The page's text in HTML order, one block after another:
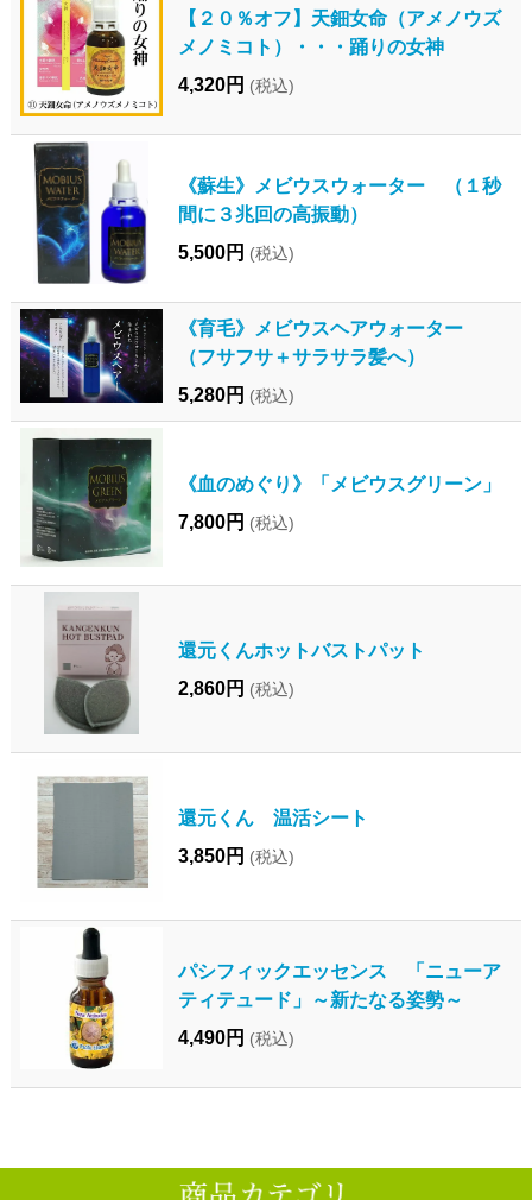
【２０％オフ】天鈿女命（アメノウズ
メノミコト）・・・踊りの女神
4,320円 (税込)
《蘇生》メビウスウォーター （１秒
間に３兆回の高振動）
5,500円 (税込)
《育毛》メビウスヘアウォーター
（フサフサ＋サラサラ髪へ）
5,280円 (税込)
《血のめぐり》「メビウスグリーン」
7,800円 (税込)
還元くんホットバストパット
2,860円 (税込)
還元くん 温活シート
3,850円 (税込)
パシフィックエッセンス 「ニューア
ティテュード」～新たなる姿勢～
4,490円 (税込)